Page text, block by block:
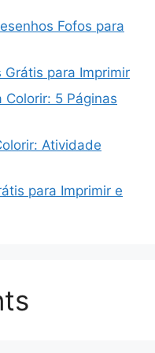
Fofos para
Grátis para Imprimir
Colorir: 5 Páginas
Atividade
para Imprimir e